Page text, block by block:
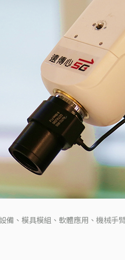
備、模具模組、軟體應用、機械手